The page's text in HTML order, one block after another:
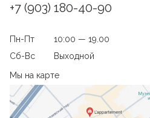
+7 (903) 180-40-90
Пн-Пт
10:00 — 19.00
Сб-Вс
Выходной
Мы на карте